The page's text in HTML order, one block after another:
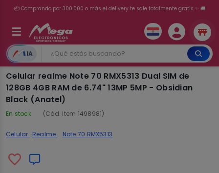
💳 ¡HASTA 24 CUOTAS SIN INTERÉS con tarjetas adheridas!
IA
Celular realme Note 70 RMX5313 Dual SIM de
128GB 4GB RAM de 6.74" 13MP 5MP - Obsidian
Black (Anatel)
En stock (Cód. Item 1498981)
Celular Realme Note 70 RMX5313